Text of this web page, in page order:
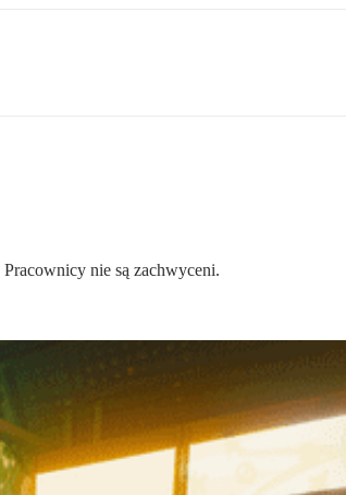
nie są zachwyceni.